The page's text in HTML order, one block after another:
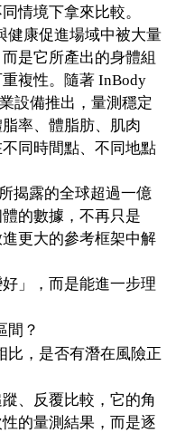
情境下拿來比較。
健康促進場域中被大量
是它所產出的身體組
複性。隨著 InBody
設備推出，量測穩定
率、體脂肪、肌肉
同時間點、不同地點
揭露的全球超過一億
的數據，不再只是
進更大的參考框架中解
」，而是能進一步理
間？
比，是否有潛在風險正
、反覆比較，它的角
的量測結果，而是逐